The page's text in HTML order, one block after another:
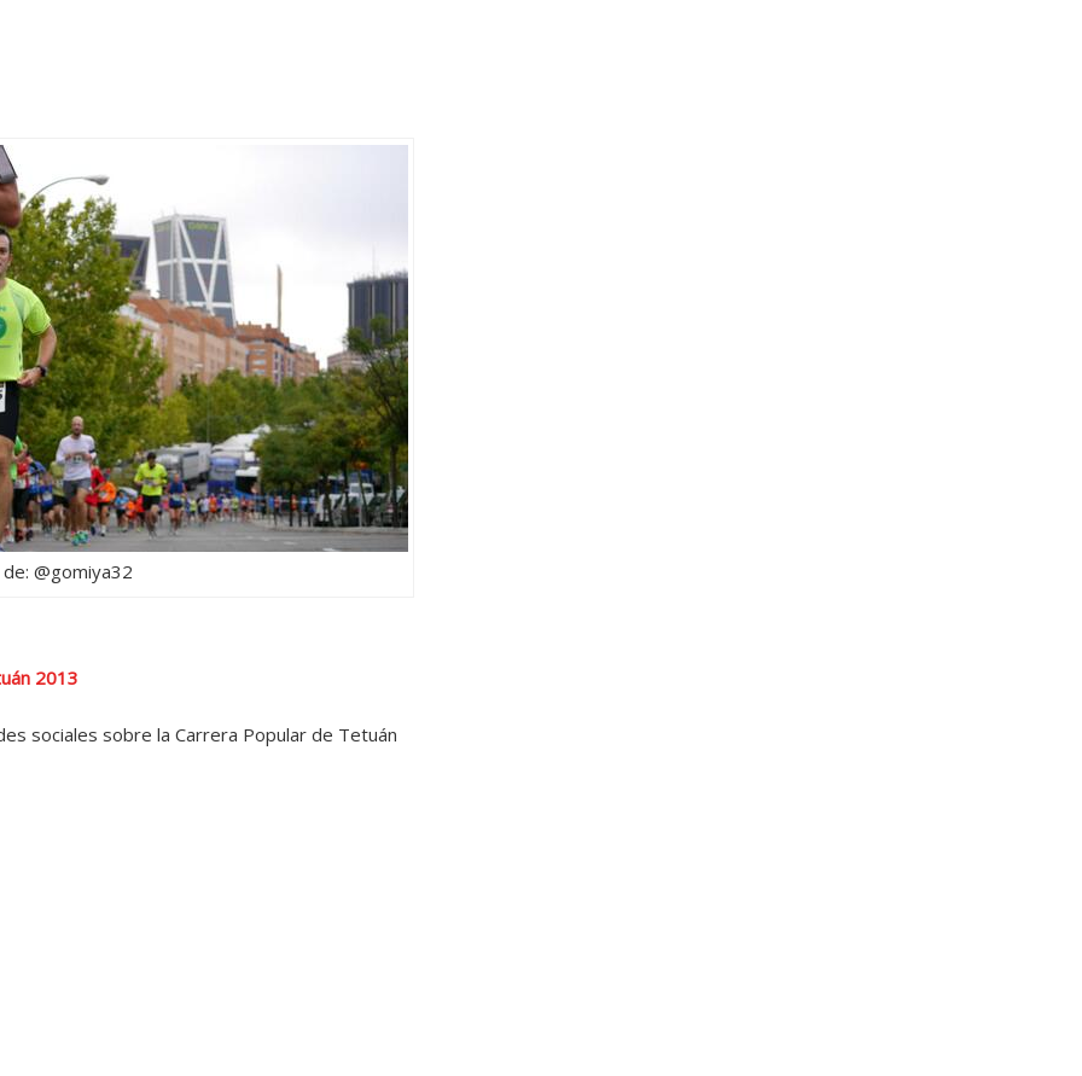
@gomiya32
2013
sociales sobre la Carrera Popular de Tetuán